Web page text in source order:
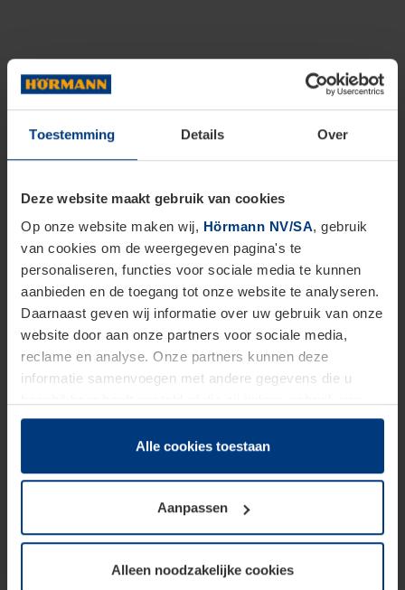
Toestemming Details Over
Deze website maakt gebruik van cookies
Op onze website maken wij, Hörmann NV/SA, gebruik
van cookies om de weergegeven pagina's te
personaliseren, functies voor sociale media te kunnen
aanbieden en de toegang tot onze website te analyseren.
Daarnaast geven wij informatie over uw gebruik van onze
website door aan onze partners voor sociale media,
reclame en analyse. Onze partners kunnen deze
informatie samenvoegen met andere gegevens die u
hun diensten hebben verzameld.
Juridisch hebben wij het recht om cookies op uw
van deze pagina's absoluut vereist is. Voor alle andere
soorten cookies is uw toestemming benodigd. Uw
toestemming kunt u op elk moment bij de uitleg van de
wijzigen of herroepen.
Alle cookies toestaan
Aanpassen
Alleen noodzakelijke cookies